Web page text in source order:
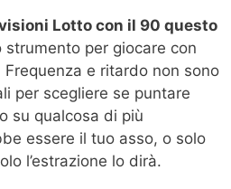
Lotto con il 90 questo
strumento per giocare con
e ritardo non sono
per scegliere se puntare
su qualcosa di più
essere il tuo asso, o solo
l’estrazione lo dirà.